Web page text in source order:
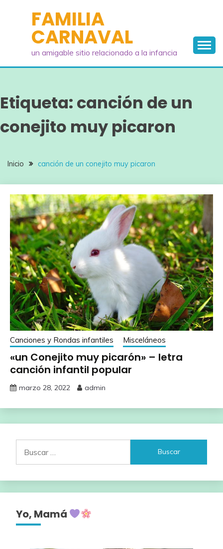
contenidoFAMILIA
CARNAVAL
un amigable sitio relacionado a la infancia
Etiqueta: canción de un
conejito muy picaron
Inicio canción de un conejito muy picaron
Canciones y Rondas infantiles Misceláneos
«un Conejito muy picarón» – letra
canción infantil popular
marzo 28, 2022 admin
Yo, Mamá